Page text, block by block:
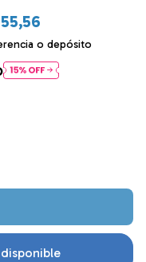
o depósito